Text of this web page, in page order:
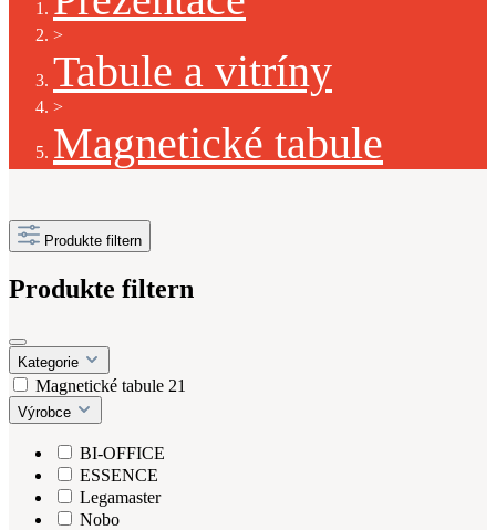
>
Tabule a vitríny
>
Magnetické tabule
Produkte filtern
Produkte filtern
Kategorie
Magnetické tabule 21
Výrobce
BI-OFFICE
ESSENCE
Legamaster
Nobo